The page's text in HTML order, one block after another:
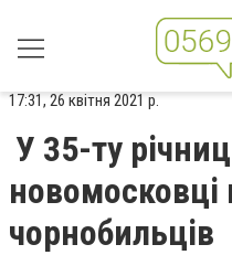
17:31, 26 квітня 2021 р.
У 35-ту
чорнобильців